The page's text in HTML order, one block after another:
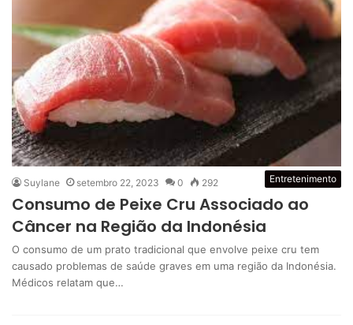
Entretenimento
Suylane setembro 22, 2023 0 292
Consumo de Peixe Cru Associado ao
Câncer na Região da Indonésia
O consumo de um prato tradicional que envolve peixe cru tem
causado problemas de saúde graves em uma região da Indonésia.
Médicos relatam que…